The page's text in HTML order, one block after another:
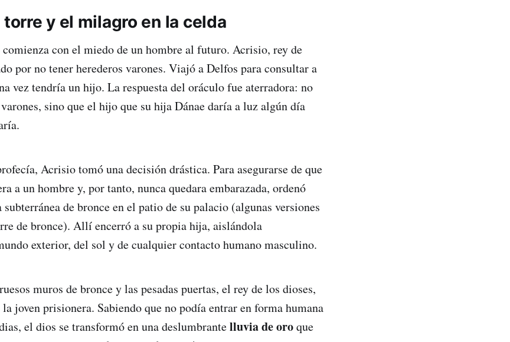
torre y el milagro en la celda
con el miedo de un hombre al futuro. Acrisio, rey de
por no tener herederos varones. Viajó a Delfos para consultar a
vez tendría un hijo. La respuesta del oráculo fue aterradora: no
sino que el hijo que su hija Dánae daría a luz algún día
Acrisio tomó una decisión drástica. Para asegurarse de que
a un hombre y, por tanto, nunca quedara embarazada, ordenó
de bronce en el patio de su palacio (algunas versiones
de bronce). Allí encerró a su propia hija, aislándola
exterior, del sol y de cualquier contacto humano masculino.
muros de bronce y las pesadas puertas, el rey de los dioses,
la joven prisionera. Sabiendo que no podía entrar en forma humana
el dios se transformó en una deslumbrantelluvia de oroque